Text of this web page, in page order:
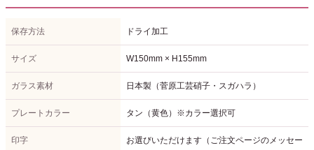
保存方法 ドライ加工
サイズ W150mm × H155mm
ガラス素材 日本製（菅原工芸硝子・スガハラ）
プレートカラー タン（黄色）※カラー選択可
印字
お選びいただけます（ご注文ページのメッセー